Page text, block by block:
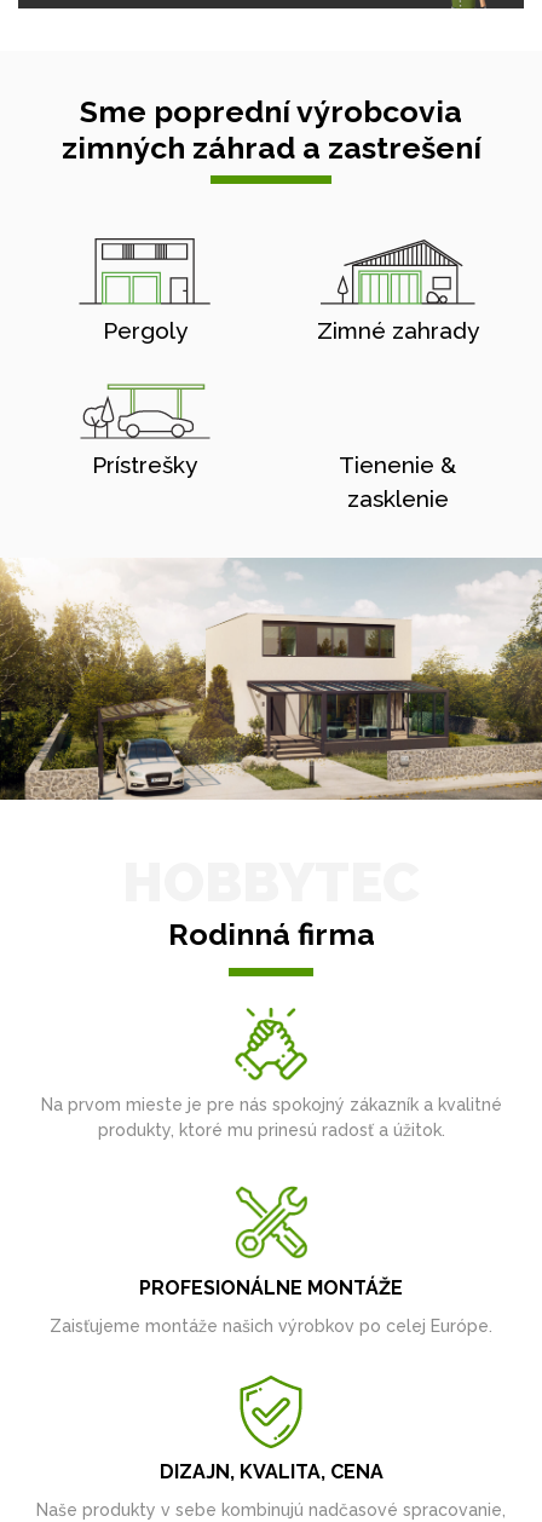
Sme poprední výrobcovia
zimných záhrad a zastrešení
Pergoly Zimné zahrady
Prístrešky
Tienenie &
zasklenie
Rodinná firma
Na prvom mieste je pre nás spokojný zákazník a kvalitné
produkty, ktoré mu prinesú radosť a úžitok.
PROFESIONÁLNE MONTÁŽE
Zaisťujeme montáže našich výrobkov po celej Európe.
DIZAJN, KVALITA, CENA
Naše produkty v sebe kombinujú nadčasové spracovanie,